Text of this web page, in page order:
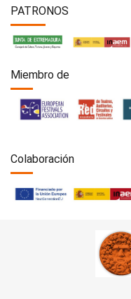
PATRONOS
Miembro de
Colaboración